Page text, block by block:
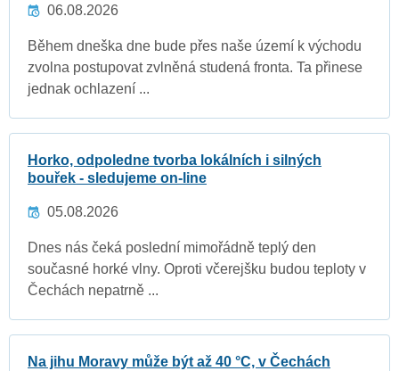
06.08.2026
Během dneška dne bude přes naše území k východu
zvolna postupovat zvlněná studená fronta. Ta přinese
jednak ochlazení ...
Horko, odpoledne tvorba lokálních i silných
bouřek - sledujeme on-line
05.08.2026
Dnes nás čeká poslední mimořádně teplý den
současné horké vlny. Oproti včerejšku budou teploty v
Čechách nepatrně ...
Na jihu Moravy může být až 40 °C, v Čechách